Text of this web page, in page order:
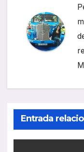
Entrada